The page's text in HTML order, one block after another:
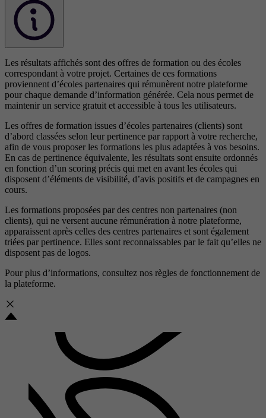
Les résultats affichés sont des offres de formation ou des écoles
correspondant à votre projet. Certaines de ces formations
proviennent d’écoles partenaires qui rémunèrent notre plateforme
pour chaque demande d’information générée. Cela nous permet de
maintenir un service gratuit et accessible à tous les utilisateurs.
Les offres de formation issues d’écoles partenaires (clients) sont
d’abord classées selon leur pertinence par rapport à votre recherche,
afin de vous proposer les formations les plus adaptées à vos besoins.
En cas de pertinence équivalente, les résultats sont ensuite ordonnés
en fonction d’un scoring précis qui met en avant les écoles qui
disposent d’éléments de visibilité, d’avis positifs et de campagnes en
cours.
Les formations proposées par des centres non partenaires (non
clients), qui ne versent aucune rémunération à notre plateforme,
apparaissent après celles des centres partenaires et sont également
triées par pertinence. Elles sont reconnaissables par le fait qu’elles ne
disposent pas de logos.
Pour plus d’informations, consultez nos règles de fonctionnement de
la plateforme.